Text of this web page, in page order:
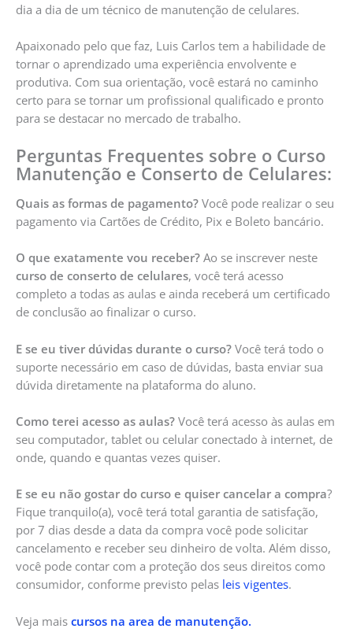
dia a dia de um técnico de manutenção de celulares.
Apaixonado pelo que faz, Luis Carlos tem a habilidade de
tornar o aprendizado uma experiência envolvente e
produtiva. Com sua orientação, você estará no caminho
certo para se tornar um profissional qualificado e pronto
para se destacar no mercado de trabalho.
Perguntas Frequentes sobre o Curso
Manutenção e Conserto de Celulares:
Quais as formas de pagamento? Você pode realizar o seu
pagamento via Cartões de Crédito, Pix e Boleto bancário.
O que exatamente vou receber? Ao se inscrever neste
curso de conserto de celulares, você terá acesso
completo a todas as aulas e ainda receberá um certificado
de conclusão ao finalizar o curso.
E se eu tiver dúvidas durante o curso? Você terá todo o
suporte necessário em caso de dúvidas, basta enviar sua
dúvida diretamente na plataforma do aluno.
Como terei acesso as aulas? Você terá acesso às aulas em
seu computador, tablet ou celular conectado à internet, de
onde, quando e quantas vezes quiser.
E se eu não gostar do curso e quiser cancelar a compra?
Fique tranquilo(a), você terá total garantia de satisfação,
por 7 dias desde a data da compra você pode solicitar
cancelamento e receber seu dinheiro de volta. Além disso,
você pode contar com a proteção dos seus direitos como
consumidor, conforme previsto pelas leis vigentes.
Veja mais cursos na area de manutenção.